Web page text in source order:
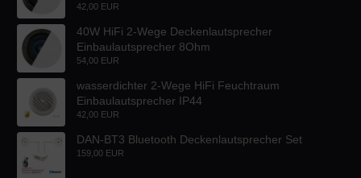
42,00 EUR
40W HiFi 2-Wege Deckenlautsprecher
Einbaulautsprecher 8Ohm
54,00 EUR
wasserdichter 2-Wege HiFi Feuchtraum
Einbaulautsprecher IP44
42,00 EUR
DAN-BT3 Bluetooth Deckenlautsprecher Set
159,00 EUR